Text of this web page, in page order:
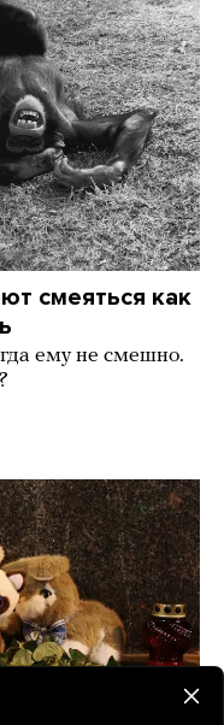
смеяться как
ему не смешно.